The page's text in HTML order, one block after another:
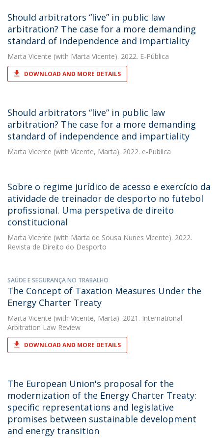
Should arbitrators “live” in public law
arbitration? The case for a more demanding
standard of independence and impartiality
Marta Vicente (with Marta Vicente). 2022. E-Pública
DOWNLOAD AND MORE DETAILS
Should arbitrators “live” in public law
arbitration? The case for a more demanding
standard of independence and impartiality
Marta Vicente (with Vicente, Marta). 2022. e-Publica
Sobre o regime jurídico de acesso e exercício da
atividade de treinador de desporto no futebol
profissional. Uma perspetiva de direito
constitucional
Marta Vicente (with Marta de Sousa Nunes Vicente). 2022.
Revista de Direito do Desporto
SAÚDE E SEGURANÇA NO TRABALHO
The Concept of Taxation Measures Under the
Energy Charter Treaty
Marta Vicente (with Vicente, Marta). 2021. International
Arbitration Law Review
DOWNLOAD AND MORE DETAILS
The European Union's proposal for the
modernization of the Energy Charter Treaty:
specific representations and legislative
promises between sustainable development
and energy transition